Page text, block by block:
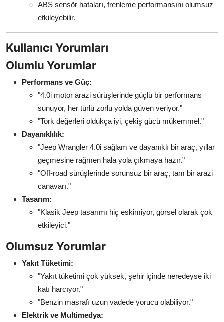
ABS sensör hataları, frenleme performansını olumsuz
etkileyebilir.
Kullanıcı Yorumları
Olumlu Yorumlar
Performans ve Güç:
"4.0i motor arazi sürüşlerinde güçlü bir performans
sunuyor, her türlü zorlu yolda güven veriyor."
"Tork değerleri oldukça iyi, çekiş gücü mükemmel."
Dayanıklılık:
"Jeep Wrangler 4.0i sağlam ve dayanıklı bir araç, yıllar
geçmesine rağmen hala yola çıkmaya hazır."
"Off-road sürüşlerinde sorunsuz bir araç, tam bir arazi
canavarı."
Tasarım:
"Klasik Jeep tasarımı hiç eskimiyor, görsel olarak çok
etkileyici."
Olumsuz Yorumlar
Yakıt Tüketimi:
"Yakıt tüketimi çok yüksek, şehir içinde neredeyse iki
katı harcıyor."
"Benzin masrafı uzun vadede yorucu olabiliyor."
Elektrik ve Multimedya: